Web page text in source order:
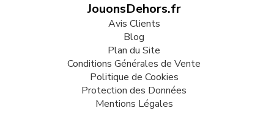
JouonsDehors.fr
Avis Clients
Blog
Plan du Site
Conditions Générales de Vente
Politique de Cookies
Protection des Données
Mentions Légales